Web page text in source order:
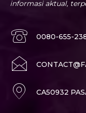
informasi aktual,
0080-655-
CA50932